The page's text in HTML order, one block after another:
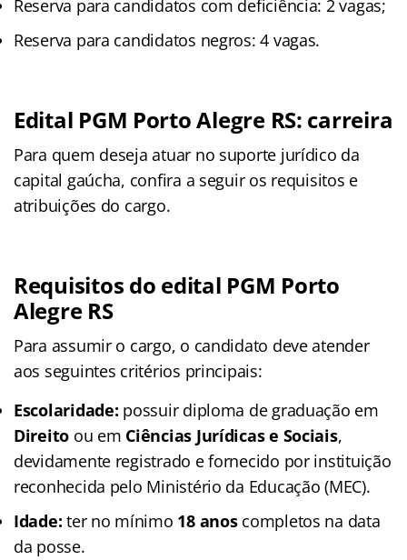
Reserva para candidatos com deficiência: 2 vagas;
Reserva para candidatos negros: 4 vagas.
Edital PGM Porto Alegre RS: carreira
Para quem deseja atuar no suporte jurídico da
capital gaúcha, confira a seguir os requisitos e
atribuições do cargo.
Requisitos do edital PGM Porto
Alegre RS
Para assumir o cargo, o candidato deve atender
aos seguintes critérios principais:
Escolaridade: possuir diploma de graduação em
Direito ou em Ciências Jurídicas e Sociais,
devidamente registrado e fornecido por instituição
reconhecida pelo Ministério da Educação (MEC).
Idade: ter no mínimo 18 anoscompletos na data
da posse.